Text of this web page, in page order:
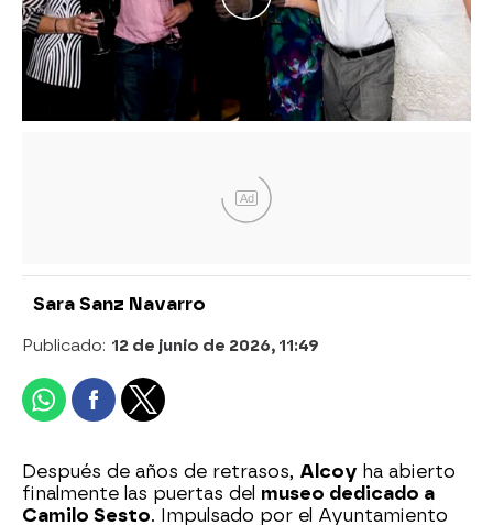
Ad
Sara Sanz Navarro
Publicado: 12 de junio de 2026, 11:49
Después de años de retrasos, Alcoy ha abierto
finalmente las puertas del museo dedicado a
Camilo Sesto. Impulsado por el Ayuntamiento